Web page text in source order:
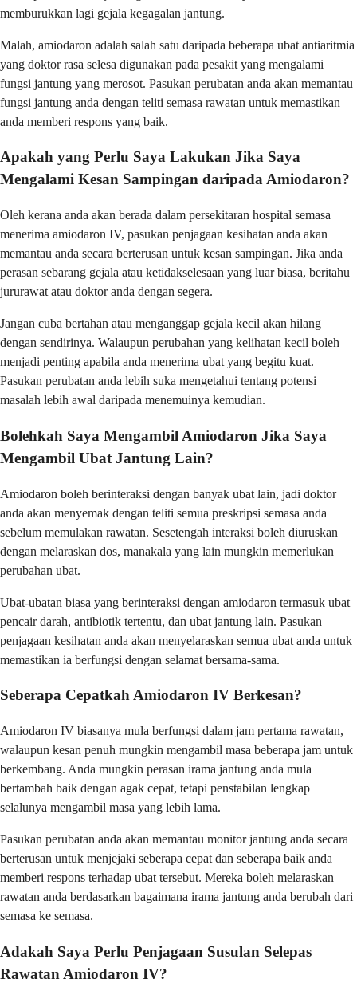
memburukkan lagi gejala kegagalan jantung.
Malah, amiodaron adalah salah satu daripada beberapa ubat antiaritmia
yang doktor rasa selesa digunakan pada pesakit yang mengalami
fungsi jantung yang merosot. Pasukan perubatan anda akan memantau
fungsi jantung anda dengan teliti semasa rawatan untuk memastikan
anda memberi respons yang baik.
Apakah yang Perlu Saya Lakukan Jika Saya
Mengalami Kesan Sampingan daripada Amiodaron?
Oleh kerana anda akan berada dalam persekitaran hospital semasa
menerima amiodaron IV, pasukan penjagaan kesihatan anda akan
memantau anda secara berterusan untuk kesan sampingan. Jika anda
perasan sebarang gejala atau ketidakselesaan yang luar biasa, beritahu
jururawat atau doktor anda dengan segera.
Jangan cuba bertahan atau menganggap gejala kecil akan hilang
dengan sendirinya. Walaupun perubahan yang kelihatan kecil boleh
menjadi penting apabila anda menerima ubat yang begitu kuat.
Pasukan perubatan anda lebih suka mengetahui tentang potensi
masalah lebih awal daripada menemuinya kemudian.
Bolehkah Saya Mengambil Amiodaron Jika Saya
Mengambil Ubat Jantung Lain?
Amiodaron boleh berinteraksi dengan banyak ubat lain, jadi doktor
anda akan menyemak dengan teliti semua preskripsi semasa anda
sebelum memulakan rawatan. Sesetengah interaksi boleh diuruskan
dengan melaraskan dos, manakala yang lain mungkin memerlukan
perubahan ubat.
Ubat-ubatan biasa yang berinteraksi dengan amiodaron termasuk ubat
pencair darah, antibiotik tertentu, dan ubat jantung lain. Pasukan
penjagaan kesihatan anda akan menyelaraskan semua ubat anda untuk
memastikan ia berfungsi dengan selamat bersama-sama.
Seberapa Cepatkah Amiodaron IV Berkesan?
Amiodaron IV biasanya mula berfungsi dalam jam pertama rawatan,
walaupun kesan penuh mungkin mengambil masa beberapa jam untuk
berkembang. Anda mungkin perasan irama jantung anda mula
bertambah baik dengan agak cepat, tetapi penstabilan lengkap
selalunya mengambil masa yang lebih lama.
Pasukan perubatan anda akan memantau monitor jantung anda secara
berterusan untuk menjejaki seberapa cepat dan seberapa baik anda
memberi respons terhadap ubat tersebut. Mereka boleh melaraskan
rawatan anda berdasarkan bagaimana irama jantung anda berubah dari
semasa ke semasa.
Adakah Saya Perlu Penjagaan Susulan Selepas
Rawatan Amiodaron IV?